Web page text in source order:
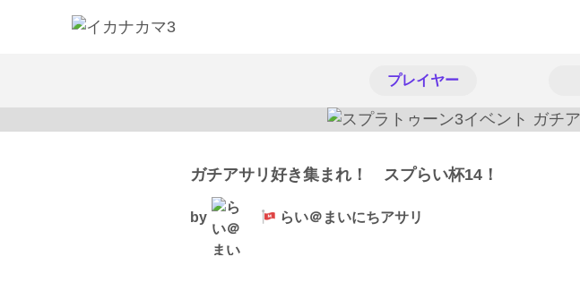
プレイヤー
ガチアサリ好き集まれ！ スプらい杯14！
by らい＠まいにちアサリ